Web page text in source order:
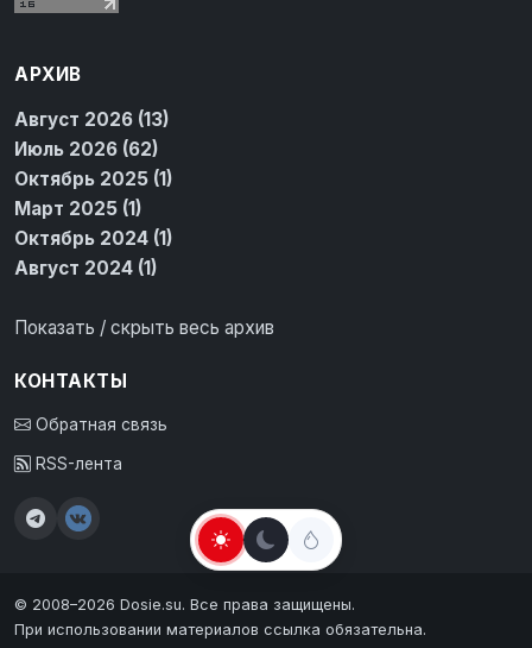
АРХИВ
Август 2026 (13)
Июль 2026 (62)
Октябрь 2025 (1)
Март 2025 (1)
Октябрь 2024 (1)
Август 2024 (1)
Показать / скрыть весь архив
КОНТАКТЫ
Обратная связь
RSS-лента
© 2008–2026 Dosie.su. Все права защищены.
При использовании материалов ссылка обязательна.